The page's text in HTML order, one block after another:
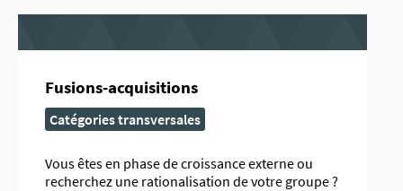
Fusions-acquisitions
Catégories transversales
Vous êtes en phase de croissance externe ou
recherchez une rationalisation de votre groupe ?